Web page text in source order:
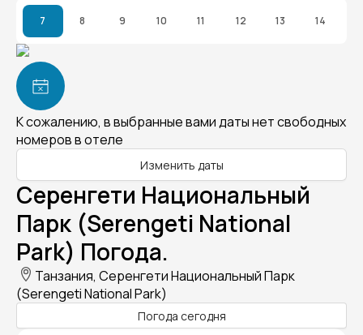
7 8 9 10 11 12 13 14
К сожалению, в выбранные вами даты нет свободных
номеров в отеле
Изменить даты
Серенгети Национальный
Парк (Serengeti National
Park) Погода.
Танзания, Серенгети Национальный Парк
(Serengeti National Park)
Погода сегодня